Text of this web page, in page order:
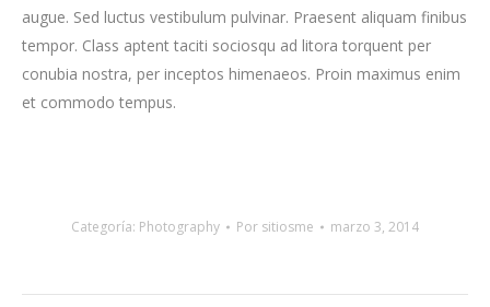
augue. Sed luctus vestibulum pulvinar. Praesent aliquam finibus
tempor. Class aptent taciti sociosqu ad litora torquent per
conubia nostra, per inceptos himenaeos. Proin maximus enim
et commodo tempus.
Categoría: Photography Por sitiosme marzo 3, 2014